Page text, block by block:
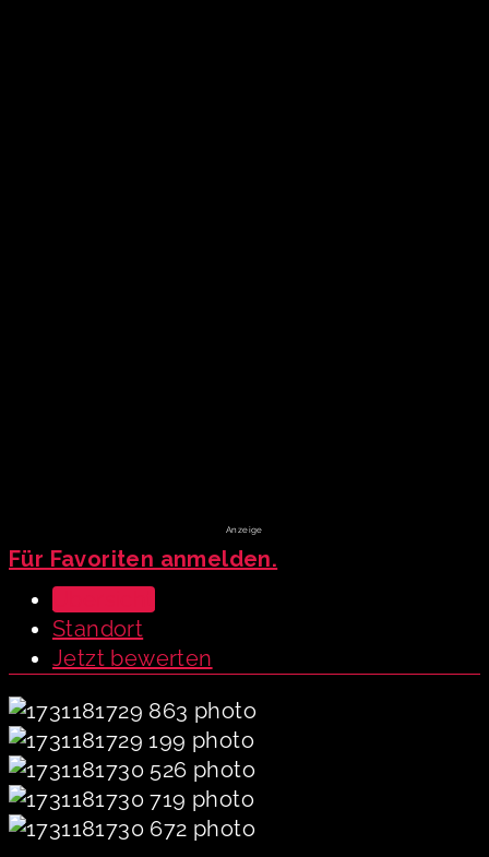
Für Favoriten anmelden.
Standort
Jetzt bewerten